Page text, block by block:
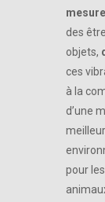
des
objets,
ces
à la
d’une
pour